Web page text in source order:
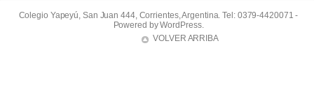
Colegio Yapeyú, San Juan 444, Corrientes, Argentina. Tel: 0379-4420071 -
Powered byWordPress.
VOLVER ARRIBA